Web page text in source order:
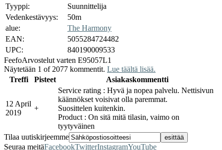
Tyyppi:
Suunnittelija
Vedenkestävyys:
50m
alue:
The Harmony
EAN:
5055284724482
UPC:
840190009533
FeefoArvostelut varten E95057L1
Näytetään 1 of 2077 kommentit. Lue täältä lisää.
Treffi
Pisteet Asiakaskommentti
12 April
2019
+
Service rating : Hyvä ja nopea palvelu. Nettisivun
käännökset voisivat olla paremmat.
Suosittelen kuitenkin.
Product : On sitä mitä tilasin, vaimo on
tyytyväinen
Tilaa uutiskirjeemme
Seuraa meitäFacebookTwitterInstagramYouTube